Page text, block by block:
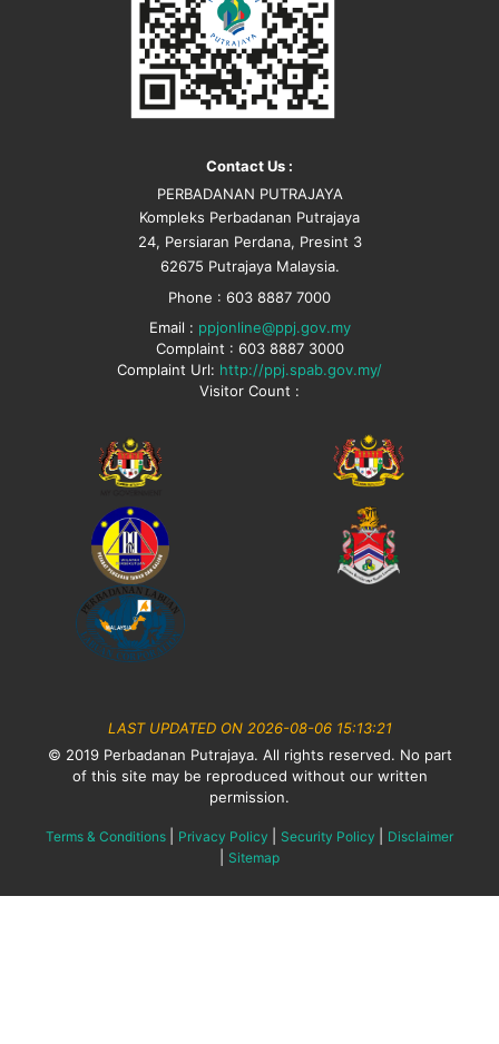
Contact Us :
PERBADANAN PUTRAJAYA
Kompleks Perbadanan Putrajaya
24, Persiaran Perdana, Presint 3
62675 Putrajaya Malaysia.
Phone : 603 8887 7000
Email : ppjonline@ppj.gov.my
Complaint : 603 8887 3000
Complaint Url: http://ppj.spab.gov.my/
Visitor Count :
LAST UPDATED ON 2026-08-06 15:13:21
© 2019 Perbadanan Putrajaya. All rights reserved. No part
of this site may be reproduced without our written
permission.
Terms & Conditions Privacy Policy Security Policy Disclaimer
Sitemap